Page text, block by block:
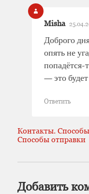
Misha
Доброго
опять не
попадётся-
— это
Ответить
Контакты.
Способы отправки
Добавить